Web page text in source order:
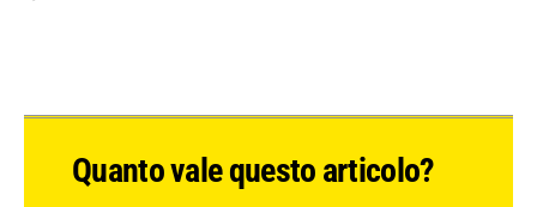
Quanto vale questo articolo?